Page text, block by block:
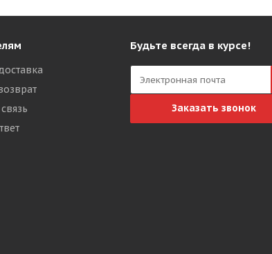
Будьте всегда в курсе!
Заказать звонок